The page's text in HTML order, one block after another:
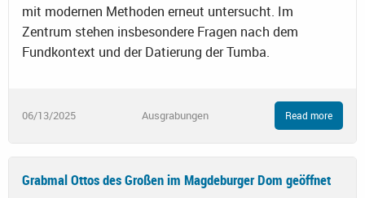
mit modernen Methoden erneut untersucht. Im
Zentrum stehen insbesondere Fragen nach dem
Fundkontext und der Datierung der Tumba.
06/13/2025 Ausgrabungen Read more
Grabmal Ottos des Großen im Magdeburger Dom geöffnet